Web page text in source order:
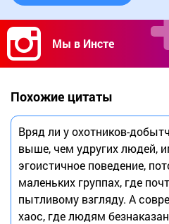
Мы в Инсте
Похожие цитаты
Вряд ли у охотников-
выше, чем удругих людей,
эгоистичное поведение,
маленьких группах, где
пытливому взгляду. А
хаос, где людям